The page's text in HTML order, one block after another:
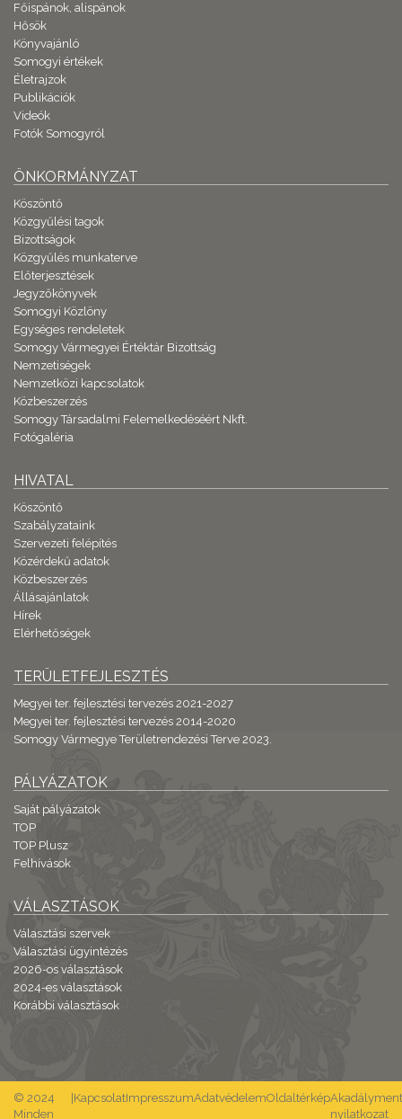
Főispánok, alispánok
Hősök
Könyvajánló
Somogyi értékek
Életrajzok
Publikációk
Videók
Fotók Somogyról
ÖNKORMÁNYZAT
Köszöntő
Közgyűlési tagok
Bizottságok
Közgyűlés munkaterve
Előterjesztések
Jegyzőkönyvek
Somogyi Közlöny
Egységes rendeletek
Somogy Vármegyei Értéktár Bizottság
Nemzetiségek
Nemzetközi kapcsolatok
Közbeszerzés
Somogy Társadalmi Felemelkedéséért Nkft.
Fotógaléria
HIVATAL
Köszöntő
Szabályzataink
Szervezeti felépítés
Közérdekű adatok
Közbeszerzés
Állásajánlatok
Hírek
Elérhetőségek
TERÜLETFEJLESZTÉS
Megyei ter. fejlesztési tervezés 2021-2027
Megyei ter. fejlesztési tervezés 2014-2020
Somogy Vármegye Területrendezési Terve 2023.
PÁLYÁZATOK
Saját pályázatok
TOP
TOP Plusz
Felhívások
VÁLASZTÁSOK
Választási szervek
Választási ügyintézés
2026-os választások
2024-es választások
Korábbi választások
© 2024
Minden
KapcsolatImpresszumAdatvédelemOldaltérkép
nyilatkozat